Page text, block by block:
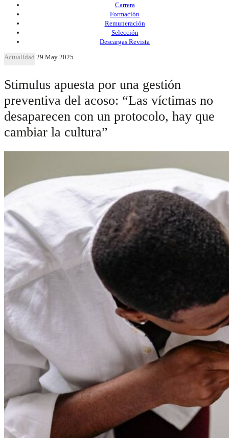
Carrera
Formación
Remuneración
Selección
Descargas Revista
Actualidad 29 May 2025
Stimulus apuesta por una gestión
preventiva del acoso: “Las víctimas no
desaparecen con un protocolo, hay que
cambiar la cultura”